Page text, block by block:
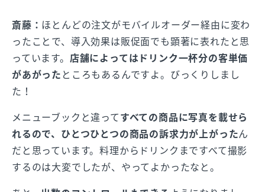
斎藤： ほとんどの注文がモバイルオーダー経由に変わ
ったことで、導入効果は販促面でも顕著に表れたと思
っています。 店舗によってはドリンク一杯分の客単価
があがった ところもあるんですよ。びっくりしまし
た！
メニューブックと違ってすべての商品に写真を載せら
れるので、ひとつひとつの商品の訴求力が上がったん
だと思っています。料理からドリンクまですべて撮影
するのは大変でしたが、やってよかったなと。